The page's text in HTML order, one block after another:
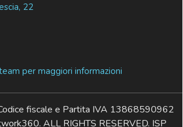
22
per maggiori informazioni
fiscale e Partita IVA 13868590962
ALL RIGHTS RESERVED. ISP